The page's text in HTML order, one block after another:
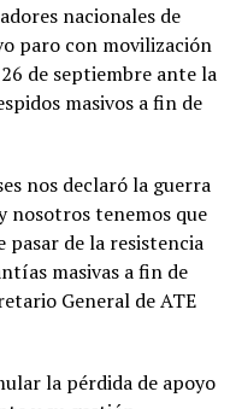
nacionales de
paro con movilización
de septiembre ante la
masivos a fin de
nos declaró la guerra
nosotros tenemos que
pasar de la resistencia
masivas a fin de
General de ATE
la pérdida de apoyo